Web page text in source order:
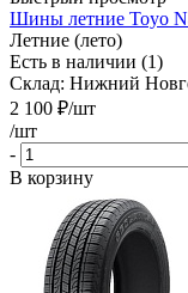
Шины летние Toyo
Летние (лето)
Есть в наличии (1)
Склад: Нижний
2 100 ₽/шт
/шт
-
В корзину